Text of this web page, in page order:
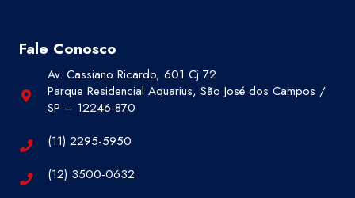
Fale Conosco
Av. Cassiano Ricardo, 601 Cj 72
Parque Residencial Aquarius, São José dos Campos /
SP – 12246-870
(11) 2295-5950
(12) 3500-0632